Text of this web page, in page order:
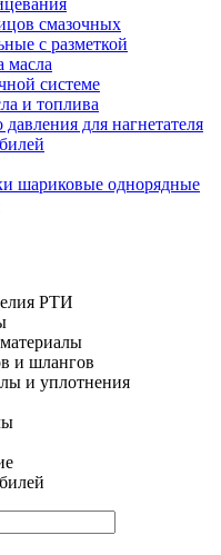
смазочных
с разметкой
масла
системе
и топлива
для нагнетателя
шариковые однорядные
РТИ
и шлангов
и уплотнения